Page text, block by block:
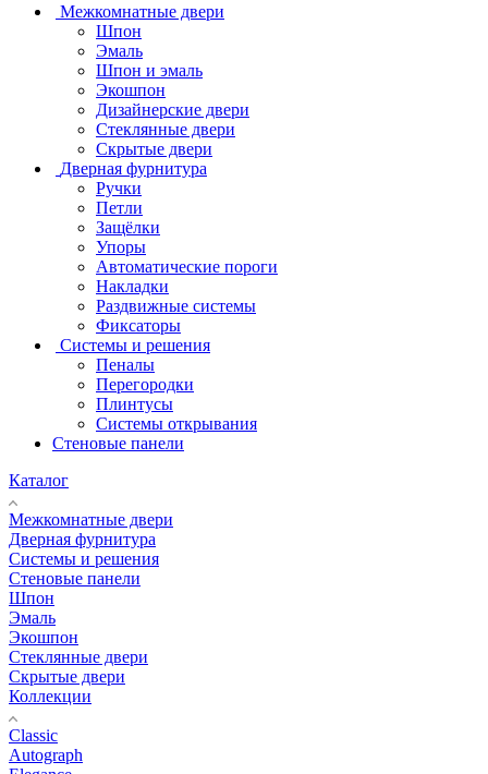
Межкомнатные двери
Шпон
Эмаль
Шпон и эмаль
Экошпон
Дизайнерские двери
Стеклянные двери
Скрытые двери
Дверная фурнитура
Ручки
Петли
Защёлки
Упоры
Автоматические пороги
Накладки
Раздвижные системы
Фиксаторы
Системы и решения
Пеналы
Перегородки
Плинтусы
Системы открывания
Стеновые панели
Каталог
Межкомнатные двери
Дверная фурнитура
Системы и решения
Стеновые панели
Шпон
Эмаль
Экошпон
Стеклянные двери
Скрытые двери
Коллекции
Classic
Autograph